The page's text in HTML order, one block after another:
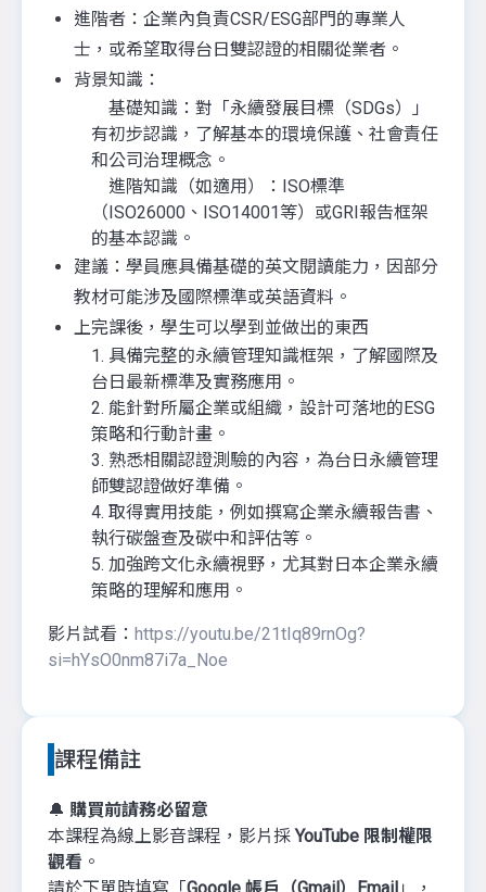
進階者：企業內負責CSR/ESG部門的專業人
士，或希望取得台日雙認證的相關從業者。
背景知識：
基礎知識：對「永續發展目標（SDGs）」
有初步認識，了解基本的環境保護、社會責任
和公司治理概念。
進階知識（如適用）：ISO標準
（ISO26000、ISO14001等）或GRI報告框架
的基本認識。
建議：學員應具備基礎的英文閱讀能力，因部分
教材可能涉及國際標準或英語資料。
上完課後，學生可以學到並做出的東西
1. 具備完整的永續管理知識框架，了解國際及
台日最新標準及實務應用。
2. 能針對所屬企業或組織，設計可落地的ESG
策略和行動計畫。
3. 熟悉相關認證測驗的內容，為台日永續管理
師雙認證做好準備。
4. 取得實用技能，例如撰寫企業永續報告書、
執行碳盤查及碳中和評估等。
5. 加強跨文化永續視野，尤其對日本企業永續
策略的理解和應用。
影片試看： https://youtu.be/21tIq89rnOg?
si=hYsO0nm87i7a_Noe
課程備註
🔔 購買前請務必留意
本課程為線上影音課程，影片採YouTube 限制權限
觀看 。